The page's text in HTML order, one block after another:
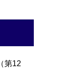
第12